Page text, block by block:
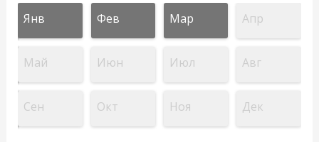
Янв Фев Мар Апр
Май Июн Июл Авг
Сен Окт Ноя Дек